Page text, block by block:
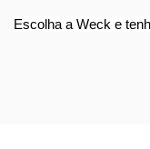
Escolha a Weck e